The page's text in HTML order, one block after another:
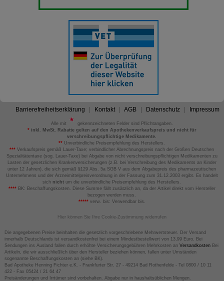
Barrierefreiheitserklärung Kontakt AGB Datenschutz Impressum
Alle mit
gekennzeichneten Felder sind Pflichtangaben.
*inkl. MwSt. Rabatte gelten auf den Apothekenverkaufspreis und nicht für
verschreibungspflichtige Medikamente.
** Unverbindliche Preisempfehlung des Herstellers.
*** Verkaufspreis gemäß Lauer-Taxe; verbindlicher Abrechnungspreis nach der Großen Deutschen
Spezialitätentaxe (sog. Lauer-Taxe) bei Abgabe von nicht verschreibungspflichtigen Medikamenten zu
Lasten der gesetzlichen Krankenversicherungen (z.B. bei Verschreibung des Medikaments an Kinder
unter 12 Jahren), die sich gemäß §129 Abs. 5a SGB V aus dem Abgabepreis des pharmazeutischen
Unternehmens und der Arzneimittelpreisverordnung in der Fassung zum 31.12.2003 ergibt. Es handelt
sich nicht um die unverbindliche Preisempfehlung des Herstellers.
****BK: Beschaffungskosten. Diese Summe fällt zusätzlich an, da der Artikel direkt vom Hersteller
bezogen werden muss.
*****verw. bis: Verwendbar bis.
Hier können Sie Ihre Cookie-Zustimmung widerrufen
Die angegebenen Preise beinhalten die gesetzlich vorgeschriebene Mehrwertsteuer. Der Versand
innerhalb Deutschlands ist versandkostenfrei bei einem Mindestbestellwert von 13,99 Euro. Bei
Sendungen ins Ausland fallen durch erhöhte Versicherungsgebühren Mehrkosten an VersandkostenBei
Artikeln, die wir ausschließlich über den Hersteller beziehen können, fallen unter Umständen
sogenannte Beschaffungskosten an (siehe BK).
Bad Apotheke Henning Fichter e.K. - Frankfurter Str. 27 - 49214 Bad Rothenfelde - Tel 0800 / 10 11
422 - Fax 05424 / 21 64 47
Preisänderungen und Irrtümer sind vorbehalten. Abgabe nur in haushaltsüblichen Mengen.